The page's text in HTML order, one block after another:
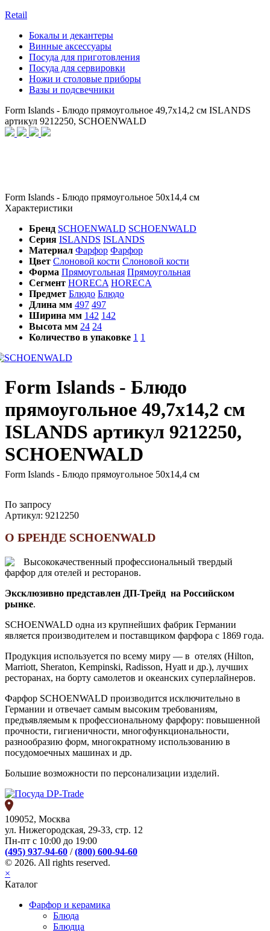
Retail
Бокалы и декантеры
Винные аксессуары
Посуда для приготовления
Посуда для сервировки
Ножи и столовые приборы
Вазы и подсвечники
Form Islands - Блюдо прямоугольное 49,7х14,2 см ISLANDS
артикул 9212250, SCHOENWALD
Form Islands - Блюдо прямоугольное 50х14,4 см
Характеристики
Бренд SCHOENWALD SCHOENWALD
Серия ISLANDS ISLANDS
Материал Фарфор Фарфор
Цвет Слоновой кости Слоновой кости
Форма Прямоугольная Прямоугольная
Сегмент HORECA HORECA
Предмет Блюдо Блюдо
Длина мм 497 497
Ширина мм 142 142
Высота мм 24 24
Количество в упаковке 1 1
Form Islands - Блюдо
прямоугольное 49,7х14,2 см
ISLANDS артикул 9212250,
SCHOENWALD
Form Islands - Блюдо прямоугольное 50х14,4 см
По запросу
Артикул: 9212250
О БРЕНДЕ SCHOENWALD
Высококачественный профессиональный твердый
фарфор для отелей и ресторанов.
Эксклюзивно представлен ДП-Трейд на Российском
рынке.
SCHOENWALD одна из крупнейших фабрик Германии
является производителем и поставщиком фарфора с 1869 года.
Продукция используется по всему миру — в отелях (Hilton,
Marriott, Sheraton, Kempinski, Radisson, Hyatt и др.), лучших
ресторанах, на борту самолетов и океанских суперлайнеров.
Фарфор SCHOENWALD производится исключительно в
Германии и отвечает самым высоким требованиям,
предъявляемым к профессиональному фарфору: повышенной
прочности, гигиеничности, многофункциональности,
разнообразию форм, многократному использованию в
посудомоечных машинах и др.
Большие возможности по персонализации изделий.
109052, Москва
ул. Нижегородская, 29-33, стр. 12
Пн-пт с 10:00 до 19:00
(495) 937-94-60 /(800) 600-94-60
© 2026. All rights reserved.
×
Каталог
Фарфор и керамика
Блюда
Блюдца